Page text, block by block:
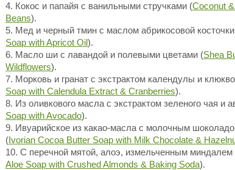
Кокос и папайя с ванильными стручками (Coconut
Beans).
Мед и черный тмин с маслом абрикосовой
Soap with Apricot Oil).
Масло ши с лавандой и полевыми цветами (Shea
Wildflowers).
Морковь и гранат с экстрактом календулы и
Soap with Calendula Extract & Cranberries).
Из оливкового масла с экстрактом зеленого чая и
Soap with Avocado).
Ивуарийское из какао-масла с молочным
(Ivorian Cocoa Butter Soap with Milk Chocolate &
С перечной мятой, алоэ, измельченным миндалем
Aloe Soap with Crushed Almonds & Baking Soda).